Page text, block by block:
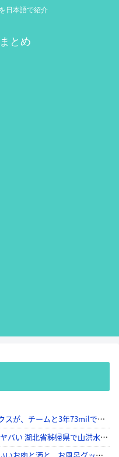
日本語で紹介
とめ